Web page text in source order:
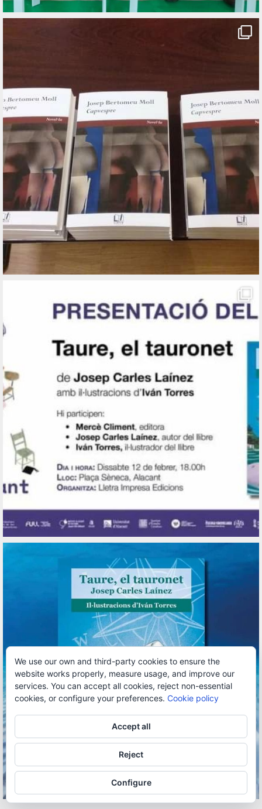
We use our own and third-party cookies to ensure the
website works properly, measure usage, and improve our
services. You can accept all cookies, reject non-essential
cookies, or configure your preferences. Cookie policy
Accept all
Reject
Configure